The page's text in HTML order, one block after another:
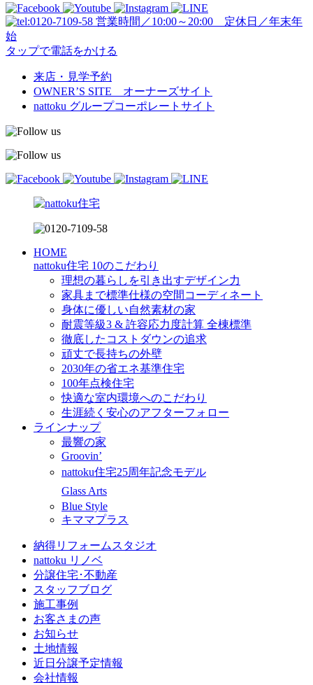
営業時間／10:00～20:00 定休日／年末年
始
タップで電話をかける
来店・見学予約
OWNER’S SITE オーナーズサイト
nattoku グループコーポレートサイト
HOME
nattoku住宅 10のこだわり
理想の暮らしを引き出すデザイン力
家具まで標準仕様の空間コーディネート
身体に優しい自然素材の家
耐震等級3 & 許容応力度計算 全棟標準
徹底したコストダウンの追求
頑丈で長持ちの外壁
2030年の省エネ基準住宅
100年点検住宅
快適な室内環境へのこだわり
生涯続く安心のアフターフォロー
ラインナップ
最響の家
Groovin’
nattoku住宅25周年記念モデル
Glass Arts
Blue Style
キママプラス
納得リフォームスタジオ
nattoku リノベ
分譲住宅･不動産
スタッフブログ
施工事例
お客さまの声
お知らせ
土地情報
近日分譲予定情報
会社情報